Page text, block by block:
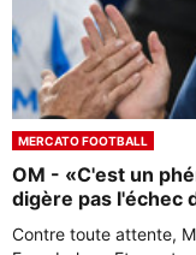
MERCATO FOOTBALL
OM - «C'est un
digère pas l'échec
Contre toute attente,